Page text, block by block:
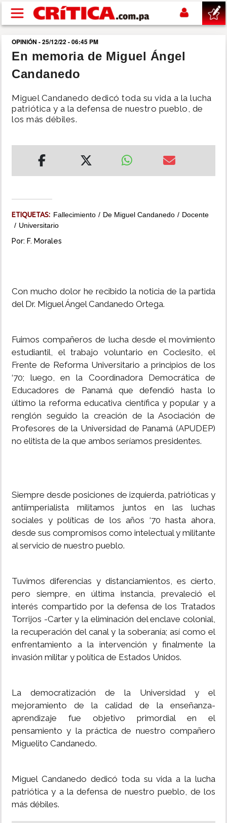
Pasar al contenido principal
buscar
SUCESOS
NACIONAL
MUNDO
INSÓLITAS
IMPRESO
OPINIÓN - 25/12/22 - 06:45 PM
En memoria de Miguel Ángel
Candanedo
Miguel Candanedo dedicó toda su vida a la lucha
patriótica y a la defensa de nuestro pueblo, de
los más débiles.
ETIQUETAS: Fallecimiento De Miguel Candanedo
Docente
Universitario
Por: F. Morales
Con mucho dolor he recibido la noticia de la partida
del Dr. Miguel Ángel Candanedo Ortega.
Fuimos compañeros de lucha desde el movimiento
estudiantil, el trabajo voluntario en Coclesito, el
Frente de Reforma Universitario a principios de los
‘70; luego, en la Coordinadora Democrática de
Educadores de Panamá que defendió hasta lo
último la reforma educativa científica y popular y a
renglón seguido la creación de la Asociación de
Profesores de la Universidad de Panamá (APUDEP)
no elitista de la que ambos seríamos presidentes.
Siempre desde posiciones de izquierda, patrióticas y
antiimperialista militamos juntos en las luchas
sociales y políticas de los años ‘70 hasta ahora,
desde sus compromisos como intelectual y militante
al servicio de nuestro pueblo.
Tuvimos diferencias y distanciamientos, es cierto,
pero siempre, en última instancia, prevaleció el
interés compartido por la defensa de los Tratados
Torrijos -Carter y la eliminación del enclave colonial,
la recuperación del canal y la soberanía; así como el
enfrentamiento a la intervención y finalmente la
invasión militar y política de Estados Unidos.
La democratización de la Universidad y el
mejoramiento de la calidad de la enseñanza-
aprendizaje fue objetivo primordial en el
pensamiento y la práctica de nuestro compañero
Miguelito Candanedo.
Miguel Candanedo dedicó toda su vida a la lucha
patriótica y a la defensa de nuestro pueblo, de los
más débiles.